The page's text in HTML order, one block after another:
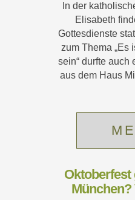
In der
Elisabeth
Gottesdienste
zum Thema „Es
sein“ durfte auch
aus dem Haus
Oktoberfest
München?